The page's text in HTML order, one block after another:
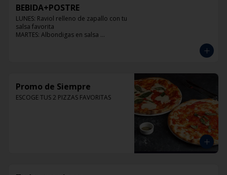
BEBIDA+POSTRE
LUNES: Raviol relleno de zapallo con tu
salsa favorita
MARTES: Albondigas en salsa
VIERNES: Raviol cabra con tu salsa
favorita
Promo de Siempre
ESCOGE TUS 2 PIZZAS FAVORITAS